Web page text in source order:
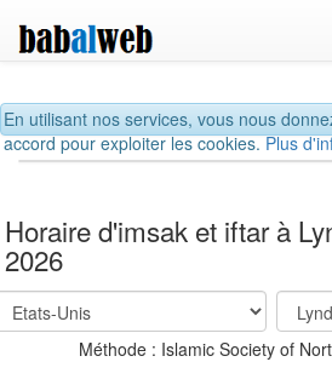
En utilisant nos services, vous nous
accord pour exploiter les cookies.Plus
Horaire d'imsak et iftar à
2026
Méthode : Islamic Society of